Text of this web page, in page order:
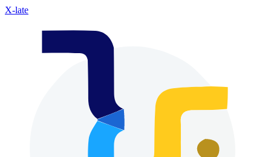
X-late